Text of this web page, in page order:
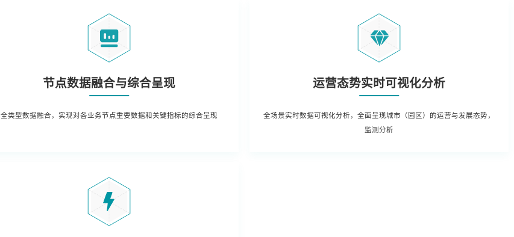
节点数据融合与综合呈现
全类型数据融合，实现对各业务节点重要数据和关键指标的综合呈现
运营态势实时可视化分析
全场景实时数据可视化分析，全面呈现城市（园区）的运营与发展态势，
监测分析